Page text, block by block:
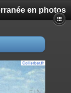
en photos